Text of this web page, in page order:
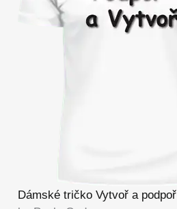
Dámské tričko Vytvoř a podpoř